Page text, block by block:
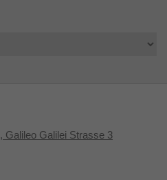
Galileo Galilei Strasse 3